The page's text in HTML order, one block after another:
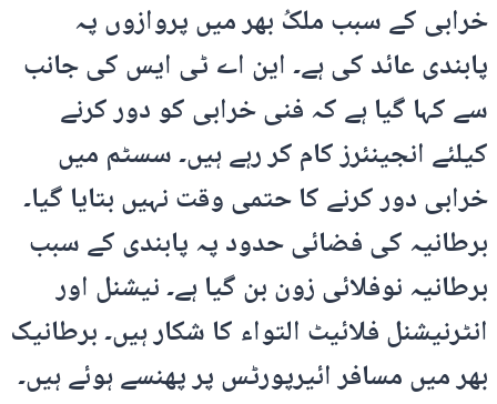
خرابی کے سبب ملکُ بھر میں پروازوں پہ
پابندی عائد کی ہے۔ این اے ٹی ایس کی جانب
سے کہا گیا ہے کہ فنی خرابی کو دور کرنے
کیلئے انجینئرز کام کر رہے ہیں۔ سسٹم میں
خرابی دور کرنے کا حتمی وقت نہیں بتایا گیا۔
برطانیہ کی فضائی حدود پہ پابندی کے سبب
برطانیہ نوفلائی زون بن گیا ہے۔ نیشنل اور
انٹرنیشنل فلائیٹ التواء کا شکار ہیں۔ برطانیک
بھر میں مسافر ائیرپورٹس پر پھنسے ہوئے ہیں۔